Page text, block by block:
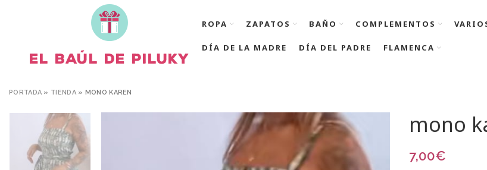
ROPA ZAPATOS BAÑO COMPLEMENTOS
DÍA DE LA MADRE DÍA DEL PADRE FLAMENCA
PORTADA » TIENDA» MONO KAREN
mono
7,00€